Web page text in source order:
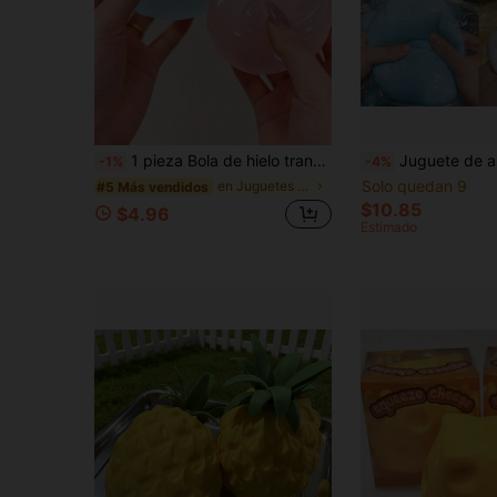
-1% 1 pieza Bola de hielo transparente blandita, bola antiestrés de rebote lento, juguete para aliviar la ansiedad, juguete fidget, alivio de la presión manual, juguete de Pascua, juguete para apretar
#5 Más vendidos en Juguetes para apretar para adolescentes
$4.96
-4% Juguete de apretar de rebote lento grande, material PVC, bola de pelo antiestrés, empaque OPP, regalo, bola antiestrés, juguete de
Solo quedan 9
$10.85
Estimado